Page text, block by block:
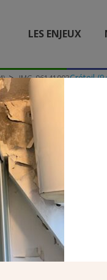
LES ENJEUX
Créteil
IMG_06141003